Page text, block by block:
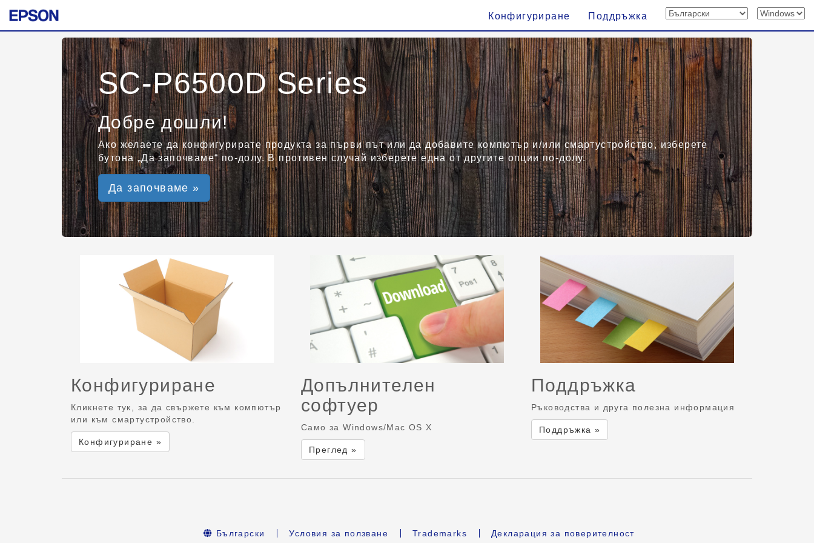
Конфигуриране Поддръжка
SC-P6500D Series
Добре дошли!
Ако желаете да конфигурирате продукта за първи път или да добавите компютър и/или смартустройство, изберете
бутона „Да започваме“ по-долу. В противен случай изберете една от другите опции по-долу.
Да започваме »
Конфигуриране
Кликнете тук, за да свържете към компютър
или към смартустройство.
Конфигуриране »
Допълнителен
софтуер
Само за Windows/Mac OS X
Преглед »
Поддръжка
Ръководства и друга полезна информация
Поддръжка »
Български Условия за ползване Trademarks Декларация за поверителност